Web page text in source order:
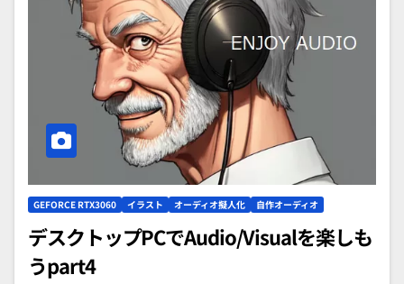
GEFORCE RTX3060 イラスト オーディオ擬人化 自作オーディオ
デスクトップPCでAudio/Visualを楽しも
うpart4